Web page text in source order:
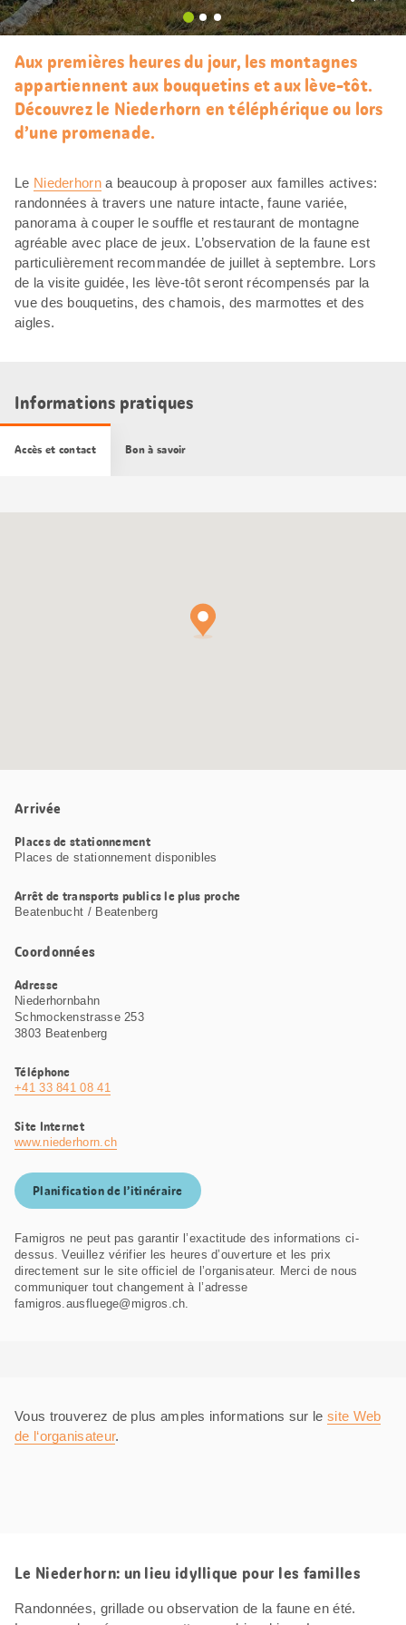
Aux premières heures du jour, les montagnes
appartiennent aux bouquetins et aux lève-tôt.
Découvrez le Niederhorn en téléphérique ou lors
d’une promenade.
Le Niederhorna beaucoup à proposer aux familles actives:
randonnées à travers une nature intacte, faune variée,
panorama à couper le souffle et restaurant de montagne
agréable avec place de jeux. L’observation de la faune est
particulièrement recommandée de juillet à septembre. Lors
de la visite guidée, les lève-tôt seront récompensés par la
vue des bouquetins, des chamois, des marmottes et des
aigles.
Informations pratiques
Accès et contact Bon à savoir
Arrivée
Places de stationnement
Places de stationnement disponibles
Arrêt de transports publics le plus proche
Beatenbucht / Beatenberg
Coordonnées
Adresse
Niederhornbahn
Schmockenstrasse 253
3803 Beatenberg
Téléphone
+41 33 841 08 41
Site Internet
www.niederhorn.ch
Planification de l’itinéraire
Famigros ne peut pas garantir l’exactitude des informations ci-
dessus. Veuillez vérifier les heures d’ouverture et les prix
directement sur le site officiel de l’organisateur. Merci de nous
communiquer tout changement à l’adresse
famigros.ausfluege@migros.ch.
Vous trouverez de plus amples informations sur le site Web
de l‘organisateur.
Le Niederhorn: un lieu idyllique pour les familles
Randonnées, grillade ou observation de la faune en été.